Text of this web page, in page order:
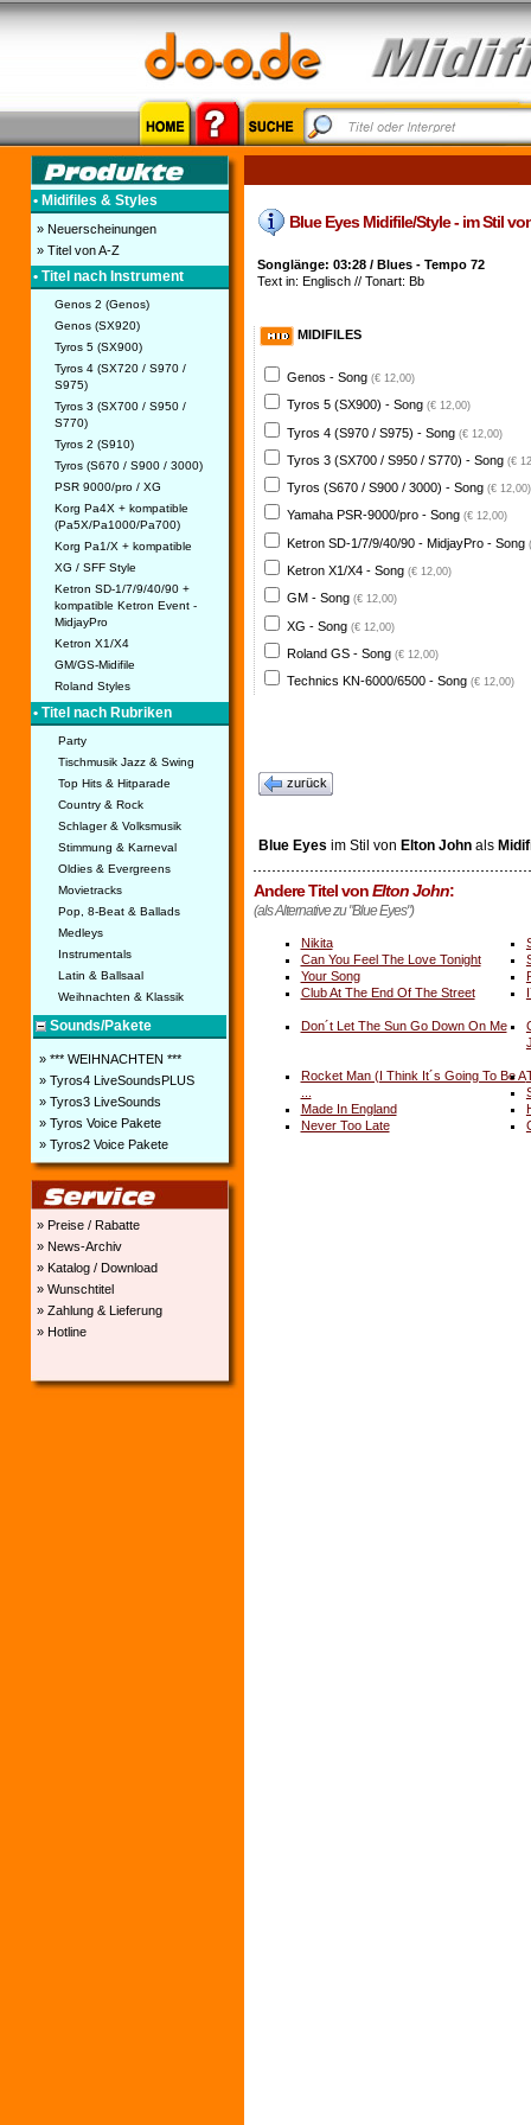
• Midifiles & Styles
» Neuerscheinungen
» Titel von A-Z
• Titel nach Instrument
Genos 2 (Genos)
Genos (SX920)
Tyros 5 (SX900)
Tyros 4 (SX720 / S970 /
S975)
Tyros 3 (SX700 / S950 /
S770)
Tyros 2 (S910)
Tyros (S670 / S900 / 3000)
PSR 9000/pro / XG
Korg Pa4X + kompatible
(Pa5X/Pa1000/Pa700)
Korg Pa1/X + kompatible
XG / SFF Style
Ketron SD-1/7/9/40/90 +
kompatible Ketron Event -
MidjayPro
Ketron X1/X4
GM/GS-Midifile
Roland Styles
• Titel nach Rubriken
Party
Tischmusik Jazz & Swing
Top Hits & Hitparade
Country & Rock
Schlager & Volksmusik
Stimmung & Karneval
Oldies & Evergreens
Movietracks
Pop, 8-Beat & Ballads
Medleys
Instrumentals
Latin & Ballsaal
Weihnachten & Klassik
Sounds/Pakete
» *** WEIHNACHTEN ***
» Tyros4 LiveSoundsPLUS
» Tyros3 LiveSounds
» Tyros Voice Pakete
» Tyros2 Voice Pakete
» Preise / Rabatte
» News-Archiv
» Katalog / Download
» Wunschtitel
» Zahlung & Lieferung
» Hotline
Blue Eyes Midifile/Style - im Stil
Songlänge: 03:28 / Blues - Tempo 72
Text in: Englisch // Tonart: Bb
MIDIFILES
Genos - Song (€ 12,00)
Tyros 5 (SX900) - Song (€ 12,00)
Tyros 4 (S970 / S975) - Song (€ 12,00)
Tyros 3 (SX700 / S950 / S770) - Song (€
Tyros (S670 / S900 / 3000) - Song (€ 12,00)
Yamaha PSR-9000/pro - Song (€ 12,00)
Ketron SD-1/7/9/40/90 - MidjayPro - Song
Ketron X1/X4 - Song (€ 12,00)
GM - Song (€ 12,00)
XG - Song (€ 12,00)
Roland GS - Song (€ 12,00)
Technics KN-6000/6500 - Song (€ 12,00)
zurück
Blue Eyes im Stil von Elton Johnals
Andere Titel vonElton John:
(als Alternative zu "Blue Eyes")
Nikita
Can You Feel The Love Tonight
Your Song
Club At The End Of The Street
Don´t Let The Sun Go Down On Me
Rocket Man (I Think It´s Going To Be A
Made In England
Never Too Late